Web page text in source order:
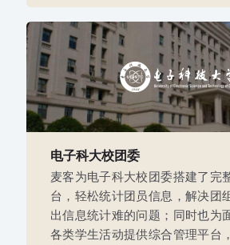
电子科大校团委
麦客为电子科大校团委搭建了完
台，轻松统计团员信息，解决团
出信息统计难的问题；同时也为
各类学生活动提供综合管理平台